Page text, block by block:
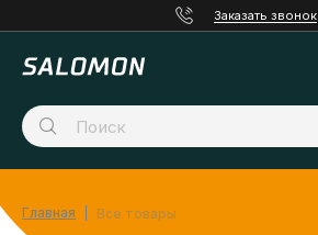
Заказать звонок
Главная Все товары